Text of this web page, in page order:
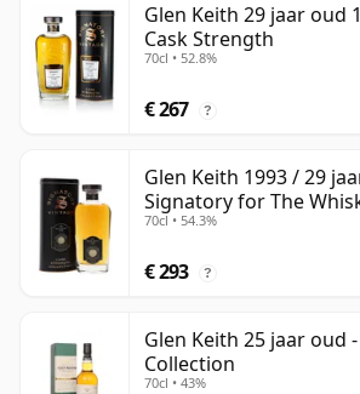
Glen Keith 29 jaar oud
Cask Strength
70cl • 52.8%
€ 267 ?
Glen Keith 1993 / 29
Signatory for The
70cl • 54.3%
€ 293 ?
Glen Keith 25 jaar oud
Collection
70cl • 43%